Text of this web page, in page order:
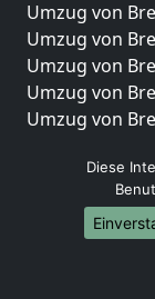
Umzug von
Umzug von
Umzug von
Umzug von
Umzug von
Umzüge-
Umzug von
Umzug von
Umzug von
Umzug von
Diese